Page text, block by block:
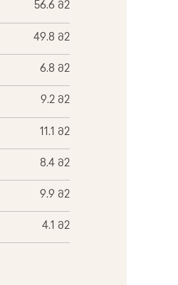
56.6 მ2
49.8 მ2
6.8 მ2
9.2 მ2
11.1 მ2
8.4 მ2
9.9 მ2
4.1 მ2